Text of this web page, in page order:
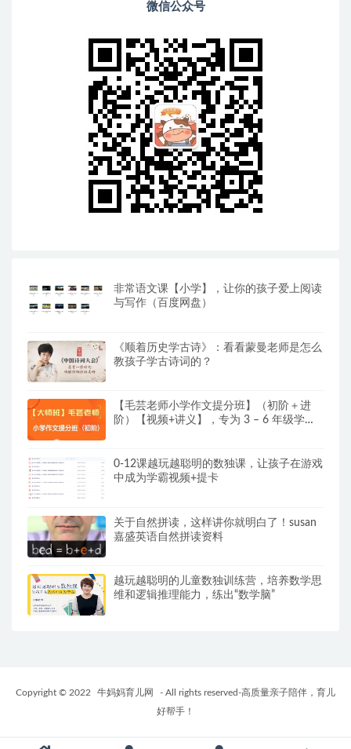
微信公众号
非常语文课【小学】，让你的孩子爱上阅读
与写作（百度网盘）
《顺着历史学古诗》：看看蒙曼老师是怎么
教孩子学古诗词的？
【毛芸老师小学作文提分班】（初阶＋进
阶）【视频+讲义】，专为 3 – 6 年级学员
0-12课越玩越聪明的数独课，让孩子在游戏
中成为学霸视频+提卡
关于自然拼读，这样讲你就明白了！susan
嘉盛英语自然拼读资料
越玩越聪明的儿童数独训练营，培养数学思
维和逻辑推理能力，练出“数学脑”
Copyright © 2022 牛妈妈育儿网
- All rights reserved-高质量亲子陪伴，育儿
好帮手！